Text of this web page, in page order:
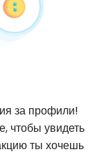
за профили!
чтобы увидеть
ты хочешь